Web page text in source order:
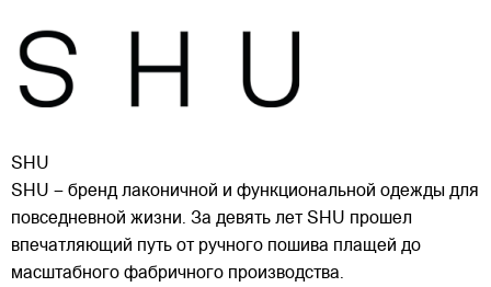
SHU
SHU – бренд лаконичной и функциональной одежды для
повседневной жизни. За девять лет SHU прошел
впечатляющий путь от ручного пошива плащей до
масштабного фабричного производства.